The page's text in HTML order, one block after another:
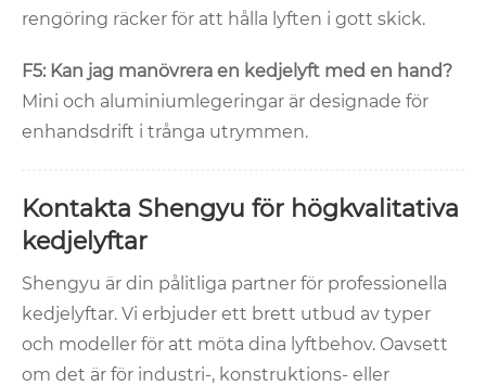
rengöring räcker för att hålla lyften i gott skick.
F5: Kan jag manövrera en kedjelyft med en hand?
Mini och aluminiumlegeringar är designade för
enhandsdrift i trånga utrymmen.
Kontakta Shengyu för högkvalitativa
kedjelyftar
Shengyu är din pålitliga partner för professionella
kedjelyftar. Vi erbjuder ett brett utbud av typer
och modeller för att möta dina lyftbehov. Oavsett
om det är för industri-, konstruktions- eller